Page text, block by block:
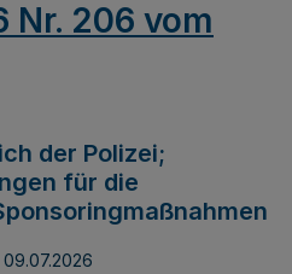
Nr. 206 vom
der Polizei;
für die
09.07.2026